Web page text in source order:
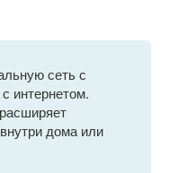
сеть с
интернетом.
дома или